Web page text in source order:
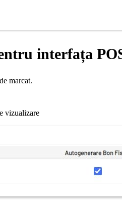
interfața
marcat.
vizualizare